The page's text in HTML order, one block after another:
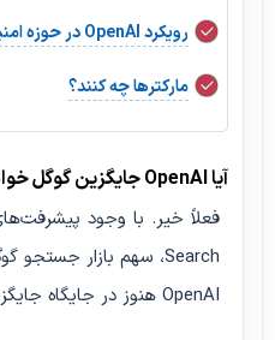
رویکرد OpenAI در حوزه امنیت چیست؟
مارکترها چه کنند؟
آیا OpenAI جایگزین گوگل خواهد شد؟
OpenAI هنوز در جایگاه جایگزین قرار ندارد.